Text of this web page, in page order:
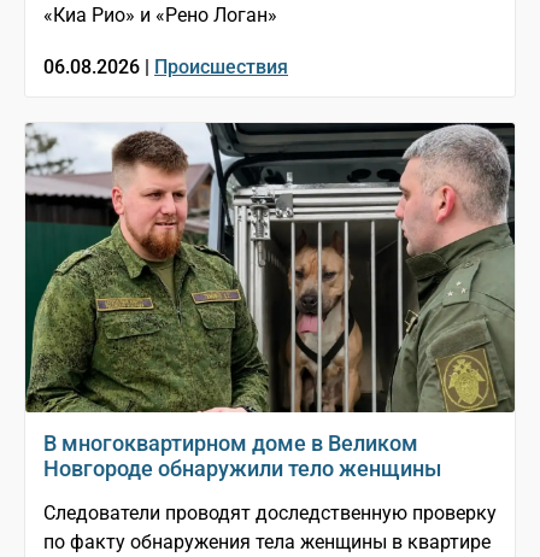
«Киа Рио» и «Рено Логан»
06.08.2026 | Происшествия
В многоквартирном доме в Великом
Новгороде обнаружили тело женщины
Следователи проводят доследственную проверку
по факту обнаружения тела женщины в квартире